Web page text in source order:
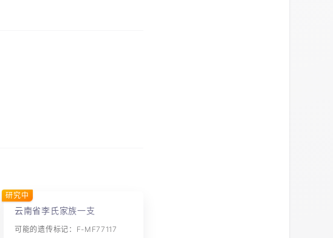
云南省李氏家族一支
可能的遗传标记：F-MF77117
研究中